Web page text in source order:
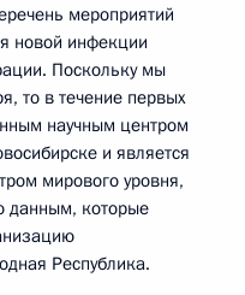
мероприятий
новой инфекции
Поскольку мы
то в течение первых
научным центром
и является
мирового уровня,
данным, которые
Республика.